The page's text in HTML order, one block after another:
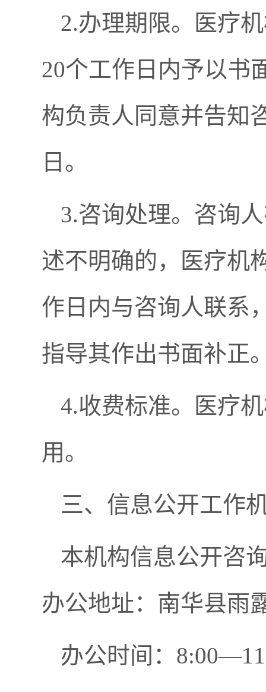
2.办理期限。医疗
20个工作日内予以书
构负责人同意并告知
日。
3.咨询处理。咨询
述不明确的，医疗机
作日内与咨询人联系
指导其作出书面补正
4.收费标准。医疗
用。
三、信息公开工作
本机构信息公开咨
办公地址：南华县雨
办公时间：